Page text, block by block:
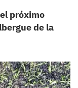
próximo
de la